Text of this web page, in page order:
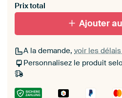
materiaal toe aan je
Prix total
Ajouter
A la demande, voir les
Personnalisez le produit